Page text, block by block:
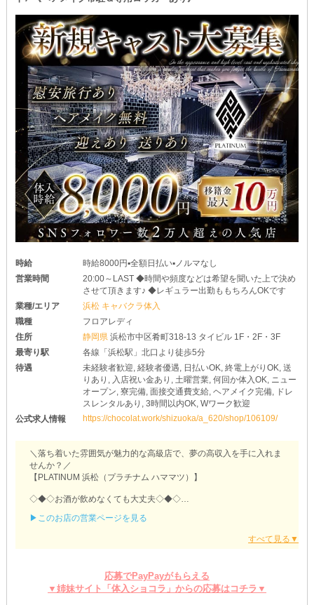
時給
時給8000円▪️全額日払い▪️ノルマなし
営業時間
20:00～LAST ◆時間や頻度などは希望を聞いた上で決め
させて頂きます♪ ◆レギュラー出勤ももちろんOKです
業種/エリア
浜松 キャバクラ体入
職種
フロアレディ
住所
静岡県浜松市中区肴町318-13 タイビル 1F・2F・3F
最寄り駅
各線「浜松駅」北口より徒歩5分
待遇
未経験者歓迎, 経験者優遇, 日払いOK, 終電上がりOK, 送
りあり, 入店祝い金あり, 土曜営業, 何回か体入OK, ニュー
オープン, 寮完備, 面接交通費支給, ヘアメイク完備, ドレ
スレンタルあり, 3時間以内OK, Wワーク歓迎
公式求人情報
https://chocolat.work/shizuoka/a_620/shop/106109/
＼落ち着いた雰囲気が魅力的な高級店で、夢の高収入を手に入れま
せんか？／
【PLATINUM 浜松（プラチナム ハママツ）】
◇◆◇お酒が飲めなくても大丈夫◇◆◇
次の日の予定や体調・体質に合わせて、飲むか飲まないか決められ
万が一お客様から勧められても、優秀なスタッフがさり気なくフォ
◇◆◇経験者さんは優遇可能◇◆◇
他店様で働いたことがある方や、現在在籍中で移籍先を探している
▶このお店の営業ページを見る
応募でPayPayがもらえる
▼姉妹サイト「体入ショコラ」からの応募はコチラ▼